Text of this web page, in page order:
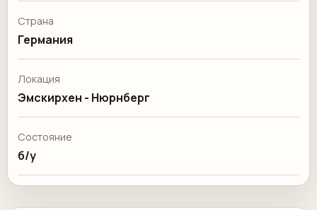
Страна
Германия
Локация
Эмскирхен - Нюрнберг
Состояние
б/у